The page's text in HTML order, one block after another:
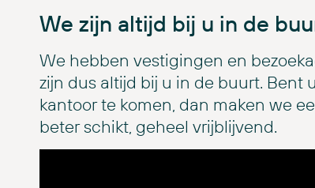
We zijn altijd bij u in de
We hebben vestigingen en
zijn dus altijd bij u in de buurt.
kantoor te komen, dan maken we
beter schikt, geheel vrijblijvend.